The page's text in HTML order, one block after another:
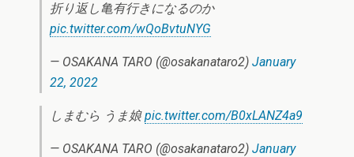
折り返し亀有行きになるのか
pic.twitter.com/wQoBvtuNYG
— OSAKANA TARO (@osakanataro2) January
22, 2022
しまむら うま娘pic.twitter.com/B0xLANZ4a9
— OSAKANA TARO (@osakanataro2) January